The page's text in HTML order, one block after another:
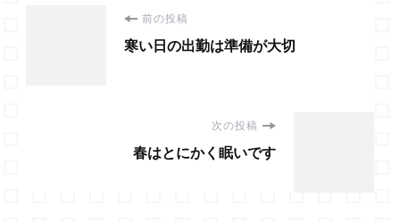
前の投稿
寒い日の出勤は準備が大切
次の投稿
春はとにかく眠いです